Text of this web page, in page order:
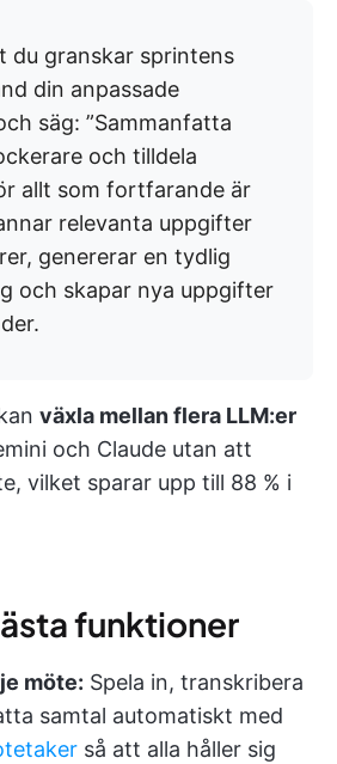
du granskar sprintens
din anpassade
säg: ”Sammanfatta
och tilldela
allt som fortfarande är
relevanta uppgifter
genererar en tydlig
och skapar nya uppgifter
växla mellan flera LLM:er
och Claude utan att
vilket sparar upp till 88 % i
funktioner
möte: Spela in, transkribera
samtal automatiskt med
så att alla håller sig